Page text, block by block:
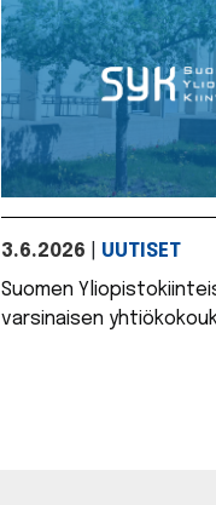
3.6.2026
UUTISET
Suomen
varsinaisen